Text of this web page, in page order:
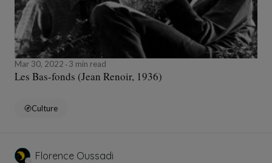
Mar 30, 2022 3 min read
Les Bas-fonds (Jean Renoir, 1936)
Culture
Florence Oussadi